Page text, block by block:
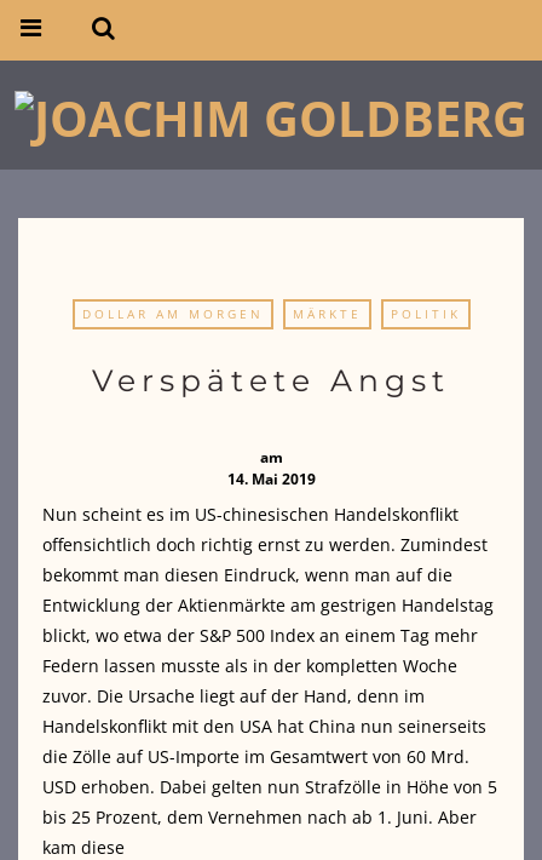
DOLLAR AM MORGEN MÄRKTE POLITIK
Verspätete Angst
am
14. Mai 2019
Nun scheint es im US-chinesischen Handelskonflikt
offensichtlich doch richtig ernst zu werden. Zumindest
bekommt man diesen Eindruck, wenn man auf die
Entwicklung der Aktienmärkte am gestrigen Handelstag
blickt, wo etwa der S&P 500 Index an einem Tag mehr
Federn lassen musste als in der kompletten Woche
zuvor. Die Ursache liegt auf der Hand, denn im
Handelskonflikt mit den USA hat China nun seinerseits
die Zölle auf US-Importe im Gesamtwert von 60 Mrd.
USD erhoben. Dabei gelten nun Strafzölle in Höhe von 5
bis 25 Prozent, dem Vernehmen nach ab 1. Juni. Aber
kam diese